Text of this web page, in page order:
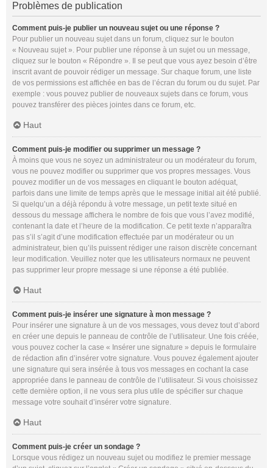
Problèmes de publication
Comment puis-je publier un nouveau sujet ou une réponse ?
Pour publier un nouveau sujet dans un forum, cliquez sur le bouton
« Nouveau sujet ». Pour publier une réponse à un sujet ou un message,
cliquez sur le bouton « Répondre ». Il se peut que vous ayez besoin d’être
inscrit avant de pouvoir rédiger un message. Sur chaque forum, une liste
de vos permissions est affichée en bas de l’écran du forum ou du sujet. Par
exemple : vous pouvez publier de nouveaux sujets dans ce forum, vous
pouvez transférer des pièces jointes dans ce forum, etc.
Haut
Comment puis-je modifier ou supprimer un message ?
À moins que vous ne soyez un administrateur ou un modérateur du forum,
vous ne pouvez modifier ou supprimer que vos propres messages. Vous
pouvez modifier un de vos messages en cliquant le bouton adéquat,
parfois dans une limite de temps après que le message initial ait été publié.
Si quelqu’un a déjà répondu à votre message, un petit texte situé en
dessous du message affichera le nombre de fois que vous l’avez modifié,
contenant la date et l’heure de la modification. Ce petit texte n’apparaîtra
pas s’il s’agit d’une modification effectuée par un modérateur ou un
administrateur, bien qu’ils puissent rédiger une raison discrète concernant
leur modification. Veuillez noter que les utilisateurs normaux ne peuvent
pas supprimer leur propre message si une réponse a été publiée.
Haut
Comment puis-je insérer une signature à mon message ?
Pour insérer une signature à un de vos messages, vous devez tout d’abord
en créer une depuis le panneau de contrôle de l’utilisateur. Une fois créée,
vous pouvez cocher la case « Insérer une signature » depuis le formulaire
de rédaction afin d’insérer votre signature. Vous pouvez également ajouter
une signature qui sera insérée à tous vos messages en cochant la case
appropriée dans le panneau de contrôle de l’utilisateur. Si vous choisissez
cette dernière option, il ne vous sera plus utile de spécifier sur chaque
message votre souhait d’insérer votre signature.
Haut
Comment puis-je créer un sondage ?
Lorsque vous rédigez un nouveau sujet ou modifiez le premier message